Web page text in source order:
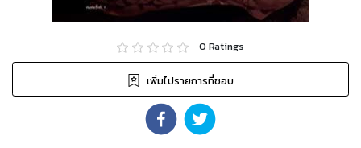
0 Ratings
เพิ่มไปรายการที่ชอบ